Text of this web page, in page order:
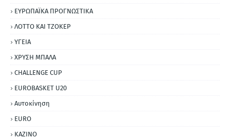
ΕΥΡΩΠΑΪΚΑ ΠΡΟΓΝΩΣΤΙΚΑ
ΛΟΤΤΟ ΚΑΙ ΤΖΟΚΕΡ
ΥΓΕΙΑ
ΧΡΥΣΗ ΜΠΑΛΑ
CHALLENGE CUP
EUROBASKET U20
Αυτοκίνηση
ΕURO
ΚΑΖΙΝΟ